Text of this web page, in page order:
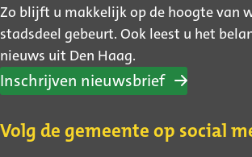
Zo blijft u makkelijk op de hoogte van
stadsdeel gebeurt. Ook leest u het
nieuws uit Den Haag.
Inschrijven nieuwsbrief
Volg de gemeente op social